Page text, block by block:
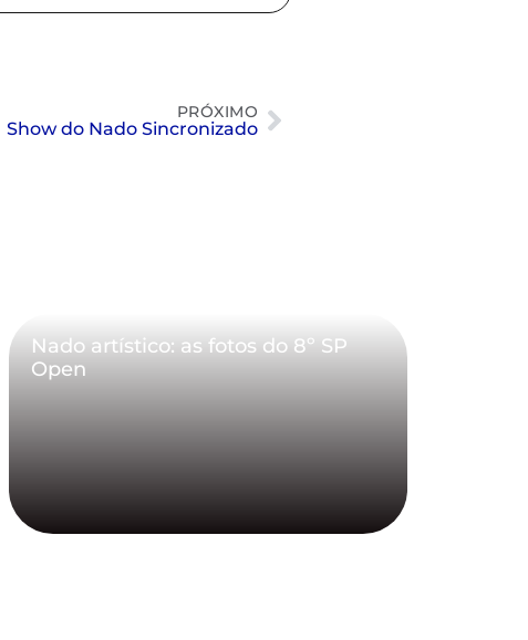
PRÓXIMO
Show do Nado Sincronizado
Nado artístico: as fotos do 8º SP
Open